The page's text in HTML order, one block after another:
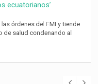
ecuatorianos’
órdenes del FMI y tiende
de salud condenando al